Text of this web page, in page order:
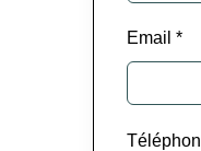
Email *